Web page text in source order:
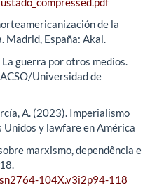
de la
Madrid, España: Akal.
guerra por otros medios.
Universidad de
A. (2023). Imperialismo
Unidos y lawfare en América
marxismo, dependência e
104X.v3i2p94-118